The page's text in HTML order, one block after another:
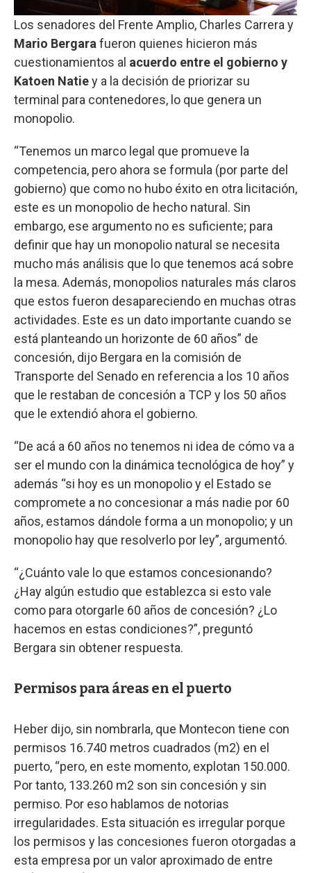
Los senadores del Frente Amplio, Charles Carrera y
Mario Bergara fueron quienes hicieron más
cuestionamientos al acuerdo entre el gobierno y
Katoen Natiey a la decisión de priorizar su
terminal para contenedores, lo que genera un
monopolio.
“Tenemos un marco legal que promueve la
competencia, pero ahora se formula (por parte del
gobierno) que como no hubo éxito en otra licitación,
este es un monopolio de hecho natural. Sin
embargo, ese argumento no es suficiente; para
definir que hay un monopolio natural se necesita
mucho más análisis que lo que tenemos acá sobre
la mesa. Además, monopolios naturales más claros
que estos fueron desapareciendo en muchas otras
actividades. Este es un dato importante cuando se
está planteando un horizonte de 60 años” de
concesión, dijo Bergara en la comisión de
Transporte del Senado en referencia a los 10 años
que le restaban de concesión a TCP y los 50 años
que le extendió ahora el gobierno.
“De acá a 60 años no tenemos ni idea de cómo va a
ser el mundo con la dinámica tecnológica de hoy” y
además “si hoy es un monopolio y el Estado se
compromete a no concesionar a más nadie por 60
años, estamos dándole forma a un monopolio; y un
monopolio hay que resolverlo por ley”, argumentó.
“¿Cuánto vale lo que estamos concesionando?
¿Hay algún estudio que establezca si esto vale
como para otorgarle 60 años de concesión? ¿Lo
hacemos en estas condiciones?”, preguntó
Bergara sin obtener respuesta.
Permisos para áreas en el puerto
Heber dijo, sin nombrarla, que Montecon tiene con
permisos 16.740 metros cuadrados (m2) en el
puerto, “pero, en este momento, explotan 150.000.
Por tanto, 133.260 m2 son sin concesión y sin
permiso. Por eso hablamos de notorias
irregularidades. Esta situación es irregular porque
los permisos y las concesiones fueron otorgadas a
esta empresa por un valor aproximado de entre